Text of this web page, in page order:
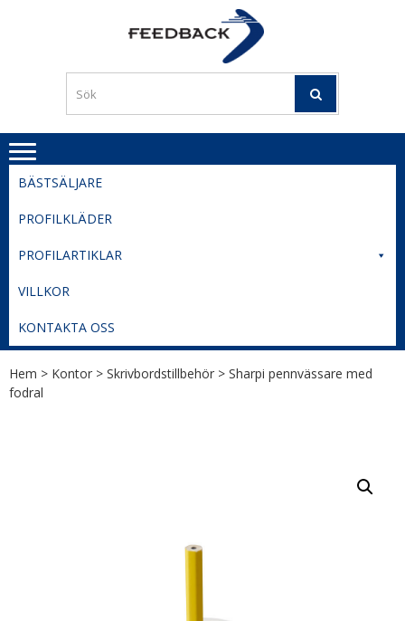
TIL
BESTE
PRISER
BÄSTSÄLJARE
PROFILKLÄDER
PROFILARTIKLAR
VILLKOR
KONTAKTA OSS
Hem > Kontor > Skrivbordstillbehör > Sharpi pennvässare med
fodral